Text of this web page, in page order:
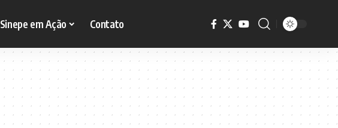
Sinepe em Ação Contato